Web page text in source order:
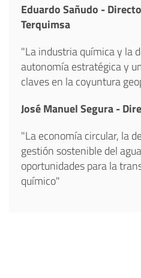
Eduardo Sañudo -
Terquimsa
"La industria química y la
autonomía estratégica y
claves en la coyuntura
José Manuel Segura -
"La economía circular, la
gestión sostenible del
oportunidades para la
químico"